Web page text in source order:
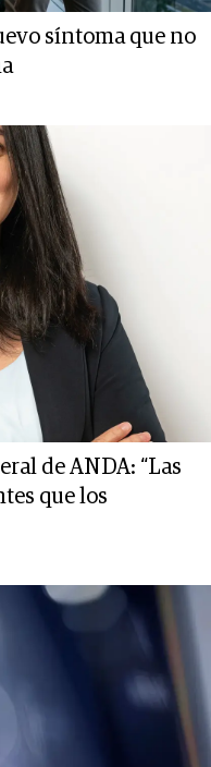
síntoma que no
de ANDA: “Las
que los